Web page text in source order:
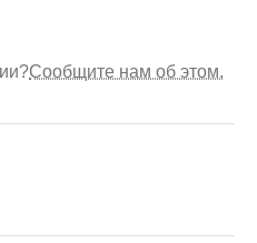
Сообщите нам об этом.